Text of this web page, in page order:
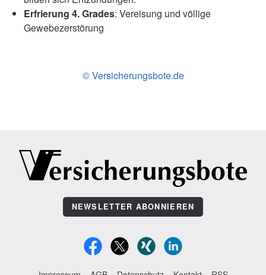
Erfrierung 4. Grades: Vereisung und völlige
Gewebezerstörung
© Versicherungsbote.de
NEWSLETTER ABONNIEREN